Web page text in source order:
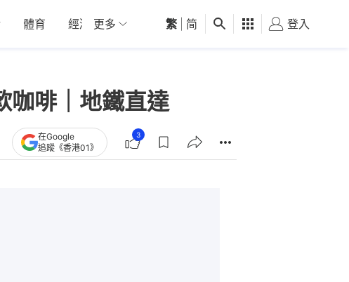
體育 經濟 01深圳 觀點 健康 好食玩飛
更多 繁 简 登入
啡｜地鐵直達
在Google
追蹤《香港01》
3